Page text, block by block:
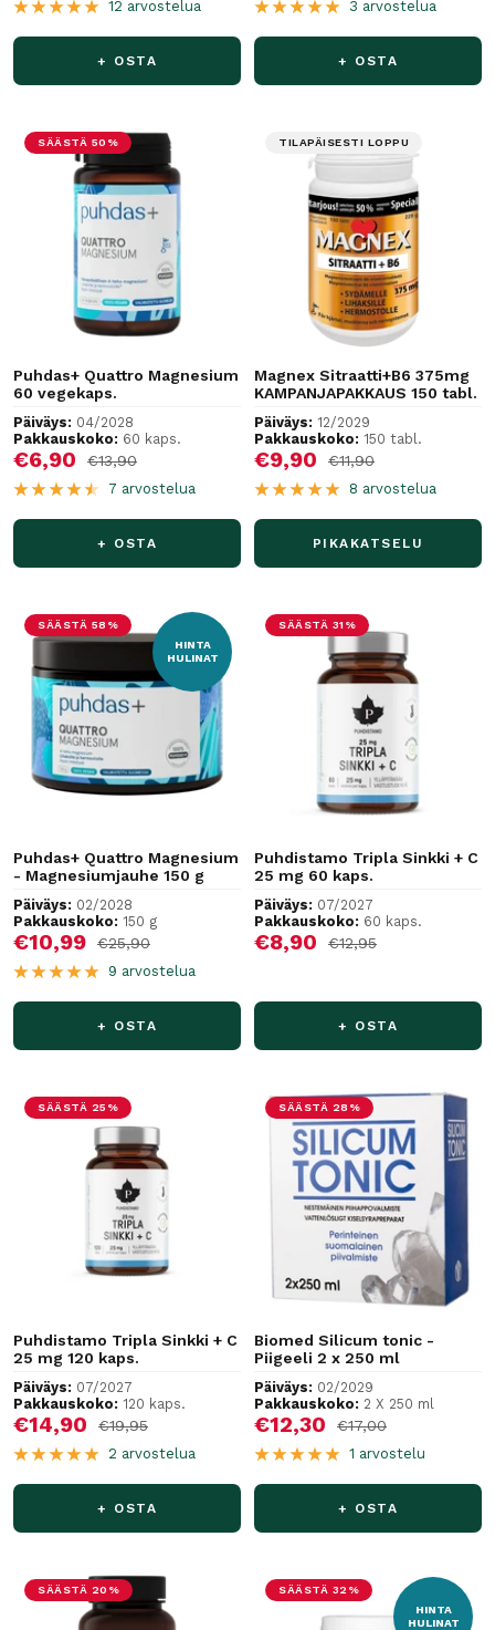
12 arvostelua
+ OSTA
3 arvostelua
+ OSTA
SÄÄSTÄ 50%
Puhdas+ Quattro Magnesium
60 vegekaps.
Päiväys: 04/2028
Pakkauskoko: 60 kaps.
Alennushinta
€6,90 Normaalihinta
€13,90
7 arvostelua
+ OSTA
TILAPÄISESTI LOPPU
Magnex Sitraatti+B6 375mg
KAMPANJAPAKKAUS 150 tabl.
Päiväys: 12/2029
Pakkauskoko: 150 tabl.
Alennushinta
€9,90 Normaalihinta
€11,90
8 arvostelua
PIKAKATSELU
HINTA
HULINAT
SÄÄSTÄ 58%
Puhdas+ Quattro Magnesium
- Magnesiumjauhe 150 g
Päiväys: 02/2028
Pakkauskoko: 150 g
Alennushinta
€10,99 Normaalihinta
€25,90
9 arvostelua
+ OSTA
SÄÄSTÄ 31%
Puhdistamo Tripla Sinkki + C
25 mg 60 kaps.
Päiväys: 07/2027
Pakkauskoko: 60 kaps.
Alennushinta
€8,90 Normaalihinta
€12,95
+ OSTA
SÄÄSTÄ 25%
Puhdistamo Tripla Sinkki + C
25 mg 120 kaps.
Päiväys: 07/2027
Pakkauskoko: 120 kaps.
Alennushinta
€14,90 Normaalihinta
€19,95
2 arvostelua
+ OSTA
SÄÄSTÄ 28%
Biomed Silicum tonic -
Piigeeli 2 x 250 ml
Päiväys: 02/2029
Pakkauskoko: 2 X 250 ml
Alennushinta
€12,30 Normaalihinta
€17,00
1 arvostelu
+ OSTA
SÄÄSTÄ 20%
HINTA
HULINAT
SÄÄSTÄ 32%